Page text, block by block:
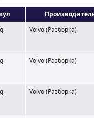
Volvo (Разборка)
Volvo (Разборка)
Volvo (Разборка)